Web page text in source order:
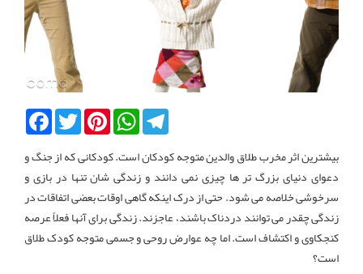
FacebookTwitterPinterestWhatsAppTelegram
بیشترین اثر مخرب طلاق والدین متوجه کودکان است. کودکانی که از جنگ و
دعوای دنیای بزرگ تر ها چیزی نمی دانند و زندگی شان تنها در بازی و
سرخوشی خلاصه می شود. حتی از درک اینکه گاهی اوقات بعضی اتفاقات در
زندگی چقدر می توانند دردناک باشند، عاجزند. زندگی برای آنها فعلاً عرصه
کنجکاوی و اکتشاف است. اما چه عوارض روحی و جسمی متوجه کودک طلاق
است؟